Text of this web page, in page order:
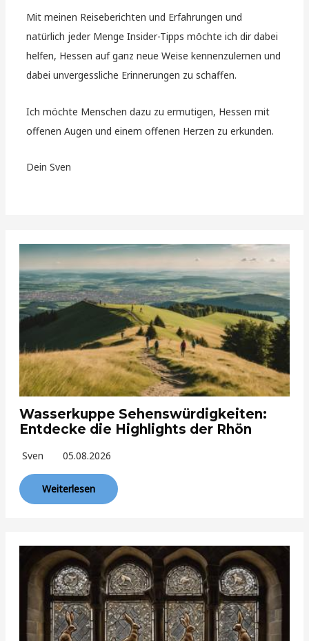
Mit meinen Reiseberichten und Erfahrungen und
natürlich jeder Menge Insider-Tipps möchte ich dir dabei
helfen, Hessen auf ganz neue Weise kennenzulernen und
dabei unvergessliche Erinnerungen zu schaffen.
Ich möchte Menschen dazu zu ermutigen, Hessen mit
offenen Augen und einem offenen Herzen zu erkunden.
Dein Sven
Wasserkuppe Sehenswürdigkeiten:
Entdecke die Highlights der Rhön
Sven 05.08.2026
Weiterlesen